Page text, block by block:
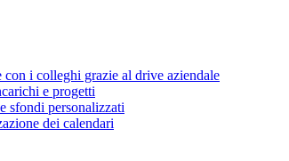
i colleghi grazie al drive aziendale
e progetti
sfondi personalizzati
dei calendari